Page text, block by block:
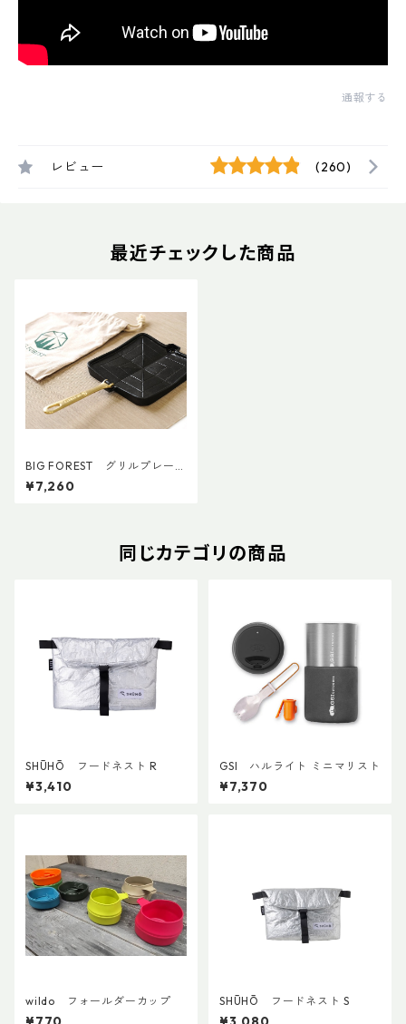
通報する
レビュー (260)
最近チェックした商品
BIG FOREST グリルプレート
ぽたり
¥7,260
同じカテゴリの商品
SHŪHŌ フードネスト R
¥3,410
GSI ハルライト ミニマリスト
¥7,370
wildo フォールダーカップ SHŪHŌ フードネスト S